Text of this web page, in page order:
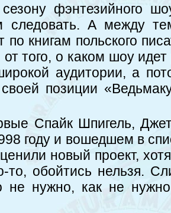
фэнтезийного
следовать. А между
книгам польского
того, о каком шоу
аудитории, а
позиции
Спайк Шпигель,
году и вошедшем в
новый проект,
то, обойтись нельзя.
не нужно, как не